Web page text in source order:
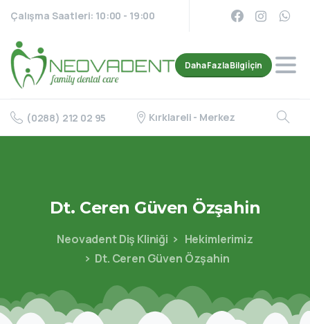
Çalışma Saatleri: 10:00 - 19:00
Daha Fazla Bilgi İçin
(0288) 212 02 95 Kırklareli - Merkez
Dt. Ceren Güven Özşahin
Neovadent Diş Kliniği
Hekimlerimiz
Dt. Ceren Güven Özşahin